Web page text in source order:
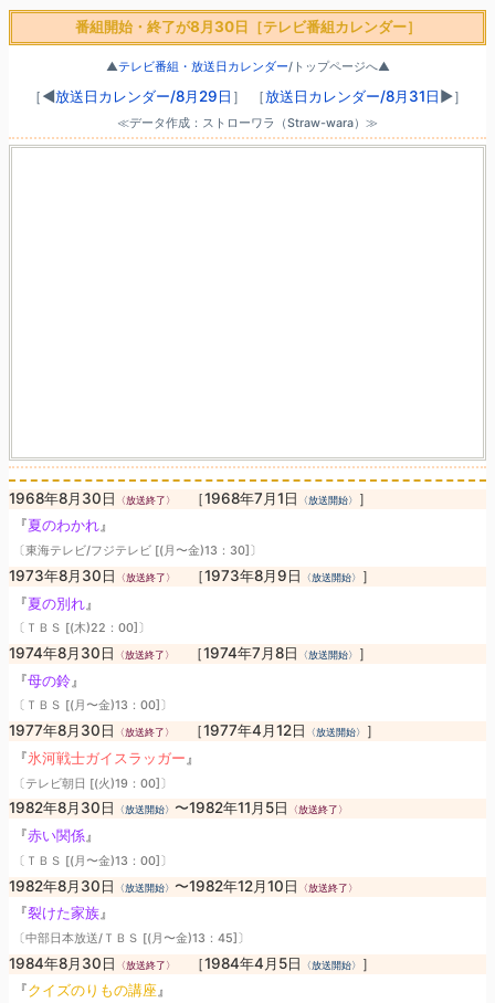
番組開始・終了が8月30日［テレビ番組カレンダー］
▲テレビ番組・放送日カレンダー/トップページへ▲
［◀放送日カレンダー/8月29日 ］ ［放送日カレンダー/8月31日▶］
≪データ作成：ストローワラ（Straw-wara）≫
1968年8月30日 〈放送終了〉 ［1968年7月1日 〈放送開始〉
］
『夏のわかれ』
〔東海テレビ/フジテレビ [(月〜金)13：30]〕
1973年8月30日 〈放送終了〉 ［1973年8月9日 〈放送開始〉
］
『夏の別れ』
〔ＴＢＳ [(木)22：00]〕
1974年8月30日 〈放送終了〉 ［1974年7月8日 〈放送開始〉
］
『母の鈴』
〔ＴＢＳ [(月〜金)13：00]〕
1977年8月30日 〈放送終了〉 ［1977年4月12日 〈放送開始〉
］
『氷河戦士ガイスラッガー 』
〔テレビ朝日 [(火)19：00]〕
1982年8月30日 〈放送開始〉 〜1982年11月5日 〈放送終了〉
『赤い関係』
〔ＴＢＳ [(月〜金)13：00]〕
1982年8月30日 〈放送開始〉 〜1982年12月10日 〈放送終了〉
『裂けた家族』
〔中部日本放送/ＴＢＳ [(月〜金)13：45]〕
1984年8月30日 〈放送終了〉 ［1984年4月5日 〈放送開始〉
］
『クイズのりもの講座』